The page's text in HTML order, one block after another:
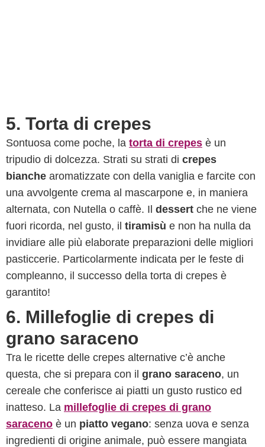
5. Torta di crepes
Sontuosa come poche, la torta di crepes è un
tripudio di dolcezza. Strati su strati di crepes
bianche aromatizzate con della vaniglia e farcite con
una avvolgente crema al mascarpone e, in maniera
alternata, con Nutella o caffè. Il dessert che ne viene
fuori ricorda, nel gusto, il tiramisù e non ha nulla da
invidiare alle più elaborate preparazioni delle migliori
pasticcerie. Particolarmente indicata per le feste di
compleanno, il successo della torta di crepes è
garantito!
6. Millefoglie di crepes di
grano saraceno
Tra le ricette delle crepes alternative c’è anche
questa, che si prepara con il grano saraceno, un
cereale che conferisce ai piatti un gusto rustico ed
inatteso. La millefoglie di crepes di grano
saraceno è un piatto vegano: senza uova e senza
ingredienti di origine animale, può essere mangiata